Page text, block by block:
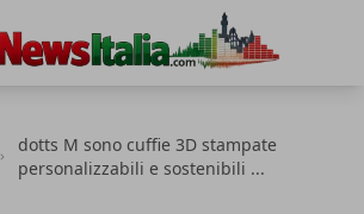
dotts M sono cuffie 3D stampate
personalizzabili e sostenibili ...